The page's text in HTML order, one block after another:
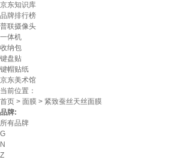
京东知识库
品牌排行榜
普联摄像头
一体机
收纳包
键盘贴
键帽贴纸
京东美术馆
当前位置：
首页 > 面膜 > 紧致蚕丝天丝面膜
品牌:
所有品牌
G
N
Z